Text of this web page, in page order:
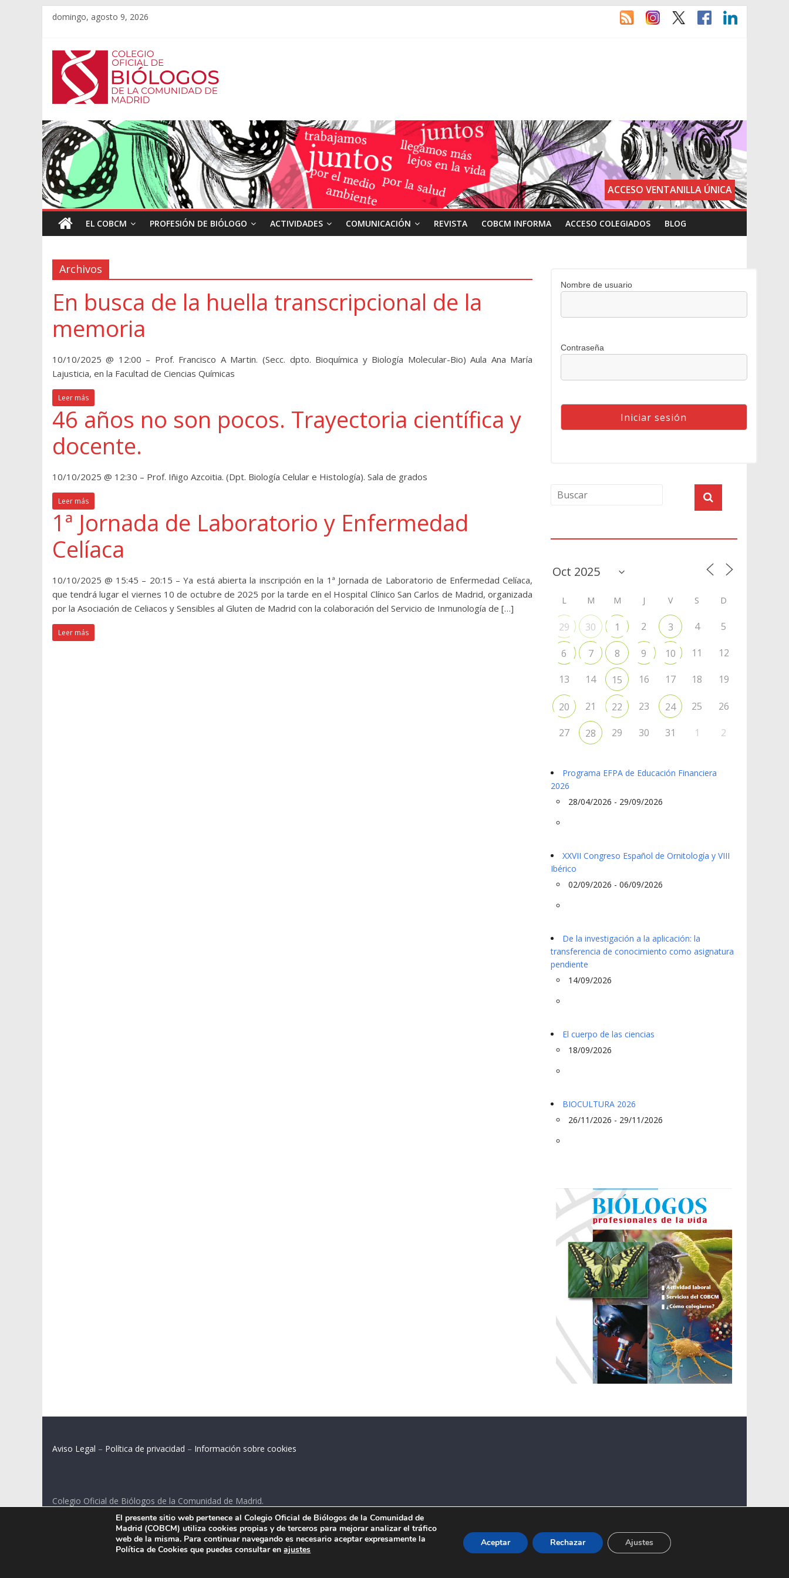
domingo, agosto 9, 2026
ACCESO VENTANILLA ÚNICA
EL COBCM PROFESIÓN DE BIÓLOGO ACTIVIDADES COMUNICACIÓN REVISTA COBCM INFORMA ACCESO COLEGIADOS BLOG
Archivos
En busca de la huella transcripcional de la
memoria
10/10/2025 @ 12:00 – Prof. Francisco A Martin. (Secc. dpto. Bioquímica y Biología Molecular-Bio) Aula Ana María
Lajusticia, en la Facultad de Ciencias Químicas
Leer más
46 años no son pocos. Trayectoria científica y
docente.
10/10/2025 @ 12:30 – Prof. Iñigo Azcoitia. (Dpt. Biología Celular e Histología). Sala de grados
Leer más
1ª Jornada de Laboratorio y Enfermedad
Celíaca
10/10/2025 @ 15:45 – 20:15 – Ya está abierta la inscripción en la 1ª Jornada de Laboratorio de Enfermedad Celíaca,
que tendrá lugar el viernes 10 de octubre de 2025 por la tarde en el Hospital Clínico San Carlos de Madrid, organizada
por la Asociación de Celiacos y Sensibles al Gluten de Madrid con la colaboración del Servicio de Inmunología de […]
Leer más
Nombre de usuario
Contraseña
L M M J V S D
29 30 1 2 3 4 5
6 7 8 9 10 11 12
13 14 15 16 17 18 19
20 21 22 23 24 25 26
27 28 29 30 31 1 2
Programa EFPA de Educación Financiera
2026
28/04/2026 - 29/09/2026
XXVII Congreso Español de Ornitología y VIII
Ibérico
02/09/2026 - 06/09/2026
De la investigación a la aplicación: la
transferencia de conocimiento como asignatura
pendiente
14/09/2026
El cuerpo de las ciencias
18/09/2026
BIOCULTURA 2026
26/11/2026 - 29/11/2026
Aviso Legal – Política de privacidad – Información sobre cookies
Colegio Oficial de Biólogos de la Comunidad de Madrid.
C/ Santa Engracia 108, 2º int.izq. 28003 Madrid.
El presente sitio web pertenece al Colegio Oficial de Biólogos de la Comunidad de
Madrid (COBCM) utiliza cookies propias y de terceros para mejorar analizar el tráfico
web de la misma. Para continuar navegando es necesario aceptar expresamente la
Política de Cookies que puedes consultar enajustes
Aceptar Rechazar Ajustes